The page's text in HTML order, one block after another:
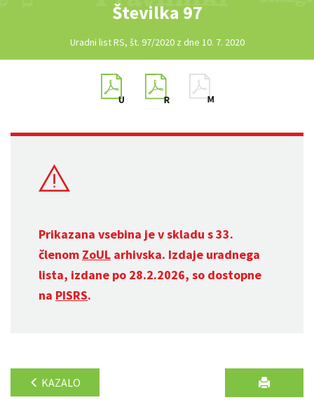
Številka 97
Uradni list RS, št. 97/2020 z dne 10. 7. 2020
Prikazana vsebina je v skladu s 33.
členom ZoUL arhivska. Izdaje uradnega
lista, izdane po 28.2.2026, so dostopne
na PISRS.
KAZALO